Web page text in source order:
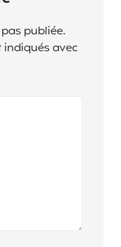
publiée.
indiqués avec